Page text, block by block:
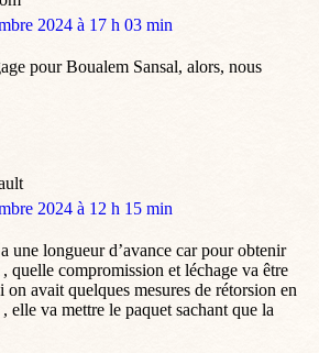
2024 à 17 h 03 min
pour Boualem Sansal, alors, nous
2024 à 12 h 15 min
une longueur d’avance car pour obtenir
quelle compromission et léchage va être
avait quelques mesures de rétorsion en
elle va mettre le paquet sachant que la